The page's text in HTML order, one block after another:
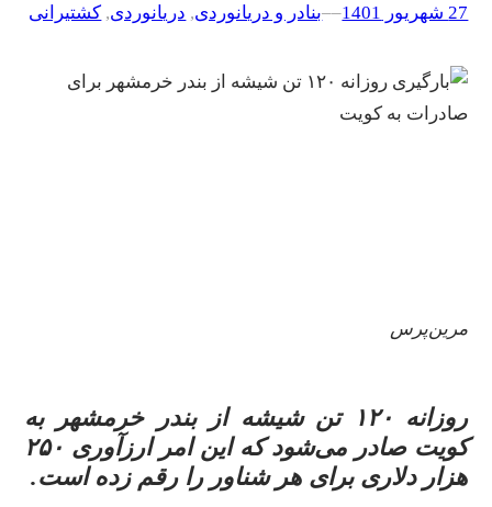
27 شهریور 1401 –
–بنادر و دریانوردی, دریانوردی, کشتیرانی
مرین‌پرس
روزانه ۱۲۰ تن شیشه از بندر خرمشهر
به
کویت
صادر می‌شود که این امر ارزآوری ۲۵۰
هزار دلاری برای هر شناور را رقم زده است.